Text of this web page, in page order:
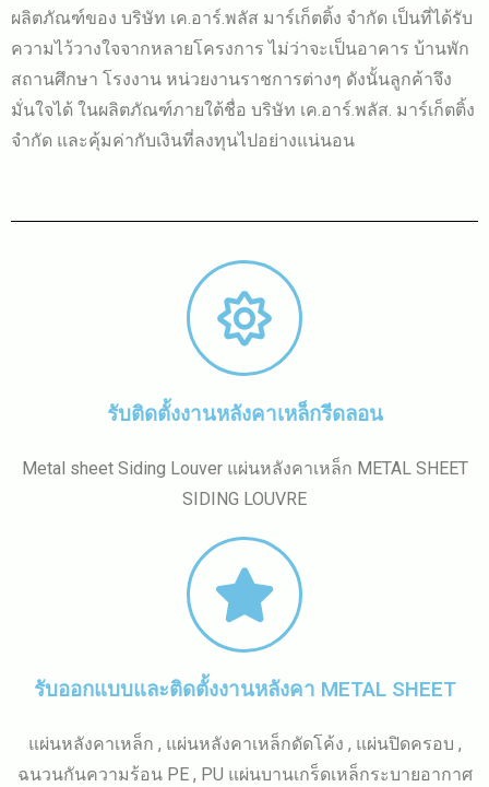
ผลิตภัณฑ์ของ บริษัท เค.อาร์.พลัส มาร์เก็ตติ้ง จำกัด เป็นที่ได้รับ
ความไว้วางใจจากหลายโครงการ ไม่ว่าจะเป็นอาคาร บ้านพัก
สถานศึกษา โรงงาน หน่วยงานราชการต่างๆ ดังนั้นลูกค้าจึง
มั่นใจได้ ในผลิตภัณฑ์ภายใต้ชื่อ บริษัท เค.อาร์.พลัส. มาร์เก็ตติ้ง
จำกัด และคุ้มค่ากับเงินที่ลงทุนไปอย่างแน่นอน
รับติดตั้งงานหลังคาเหล็กรีดลอน
Metal sheet Siding Louver แผ่นหลังคาเหล็ก METAL SHEET
SIDING LOUVRE
รับออกแบบและติดตั้งงานหลังคา METAL SHEET
แผ่นหลังคาเหล็ก , แผ่นหลังคาเหล็กดัดโค้ง , แผ่นปิดครอบ ,
ฉนวนกันความร้อน PE , PU แผ่นบานเกร็ดเหล็กระบายอากาศ